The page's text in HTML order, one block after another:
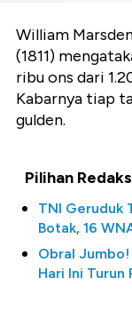
William
(1811)
ribu ons dari
Kabarnya tiap
gulden.
Pilihan
TNI Geruduk
Botak, 16
Obral Jumbo!
Hari Ini Turun